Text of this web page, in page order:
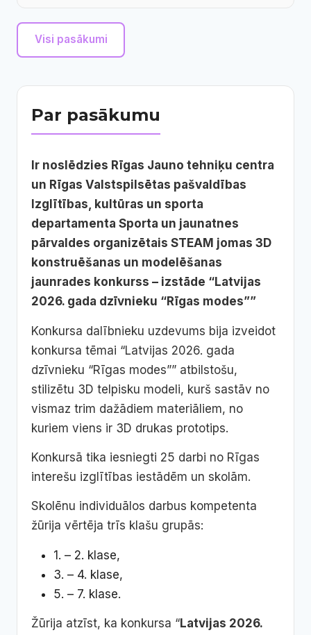
Visi pasākumi
Par pasākumu
Ir noslēdzies Rīgas Jauno tehniķu centra
un Rīgas Valstspilsētas pašvaldības
Izglītības, kultūras un sporta
departamenta Sporta un jaunatnes
pārvaldes organizētais STEAM jomas 3D
konstruēšanas un modelēšanas
jaunrades konkurss – izstāde “Latvijas
2026. gada dzīvnieku “Rīgas modes””
Konkursa dalībnieku uzdevums bija izveidot
konkursa tēmai “Latvijas 2026. gada
dzīvnieku “Rīgas modes”” atbilstošu,
stilizētu 3D telpisku modeli, kurš sastāv no
vismaz trim dažādiem materiāliem, no
kuriem viens ir 3D drukas prototips.
Konkursā tika iesniegti 25 darbi no Rīgas
interešu izglītības iestādēm un skolām.
Skolēnu individuālos darbus kompetenta
žūrija vērtēja trīs klašu grupās:
1. – 2. klase,
3. – 4. klase,
5. – 7. klase.
Žūrija atzīst, ka konkursa “Latvijas 2026.